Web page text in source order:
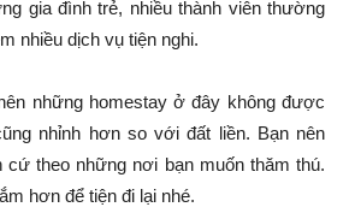
gia đình trẻ, nhiều thành viên thường
nhiều dịch vụ tiện nghi.
những homestay ở đây không được
nhỉnh hơn so với đất liền. Bạn nên
theo những nơi bạn muốn thăm thú.
hơn để tiện đi lại nhé.